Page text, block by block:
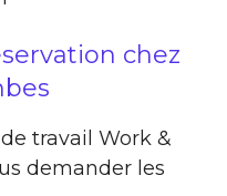
chez
travail Work &
demander les